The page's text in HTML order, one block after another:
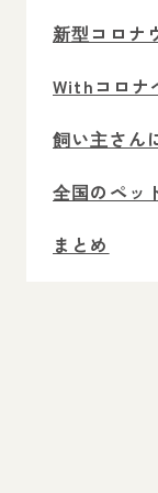
新型コロナ
Withコロナ
飼い主さん
全国のペッ
まとめ